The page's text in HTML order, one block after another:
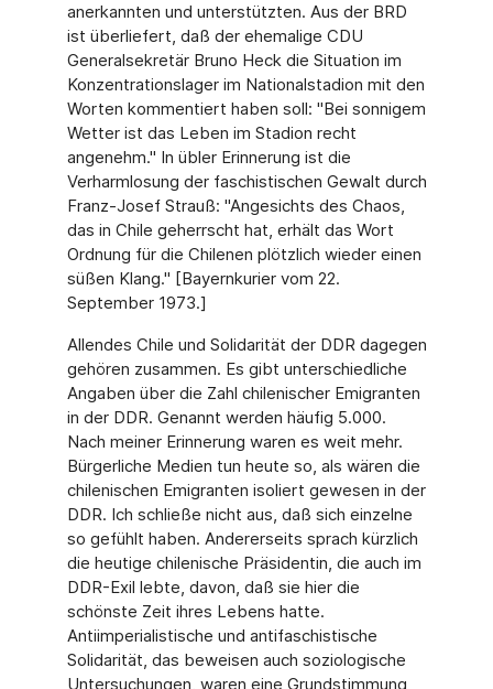
anerkannten und unterstützten. Aus der BRD
ist überliefert, daß der ehemalige CDU
Generalsekretär Bruno Heck die Situation im
Konzentrationslager im Nationalstadion mit den
Worten kommentiert haben soll: "Bei sonnigem
Wetter ist das Leben im Stadion recht
angenehm." In übler Erinnerung ist die
Verharmlosung der faschistischen Gewalt durch
Franz-Josef Strauß: "Angesichts des Chaos,
das in Chile geherrscht hat, erhält das Wort
Ordnung für die Chilenen plötzlich wieder einen
süßen Klang." [Bayernkurier vom 22.
September 1973.]
Allendes Chile und Solidarität der DDR dagegen
gehören zusammen. Es gibt unterschiedliche
Angaben über die Zahl chilenischer Emigranten
in der DDR. Genannt werden häufig 5.000.
Nach meiner Erinnerung waren es weit mehr.
Bürgerliche Medien tun heute so, als wären die
chilenischen Emigranten isoliert gewesen in der
DDR. Ich schließe nicht aus, daß sich einzelne
so gefühlt haben. Andererseits sprach kürzlich
die heutige chilenische Präsidentin, die auch im
DDR-Exil lebte, davon, daß sie hier die
schönste Zeit ihres Lebens hatte.
Antiimperialistische und antifaschistische
Solidarität, das beweisen auch soziologische
Untersuchungen, waren eine Grundstimmung